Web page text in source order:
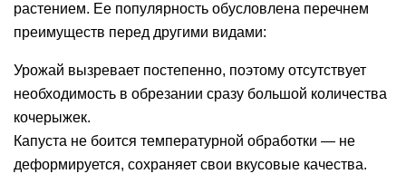
растением. Ее популярность обусловлена перечнем
преимуществ перед другими видами:
Урожай вызревает постепенно, поэтому отсутствует
необходимость в обрезании сразу большой количества
кочерыжек.
Капуста не боится температурной обработки — не
деформируется, сохраняет свои вкусовые качества.